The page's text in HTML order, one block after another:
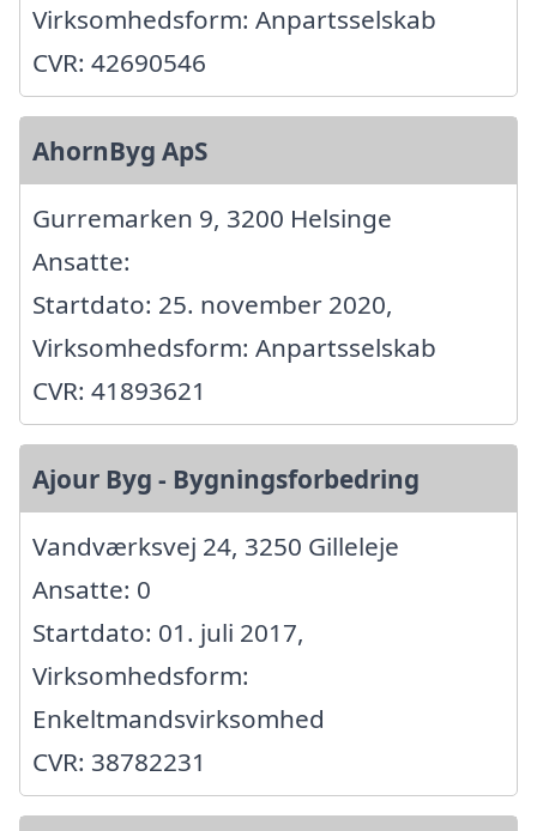
Virksomhedsform: Anpartsselskab
CVR: 42690546
AhornByg ApS
Gurremarken 9, 3200 Helsinge
Ansatte:
Startdato: 25. november 2020,
Virksomhedsform: Anpartsselskab
CVR: 41893621
Ajour Byg - Bygningsforbedring
Vandværksvej 24, 3250 Gilleleje
Ansatte: 0
Startdato: 01. juli 2017,
Virksomhedsform:
Enkeltmandsvirksomhed
CVR: 38782231